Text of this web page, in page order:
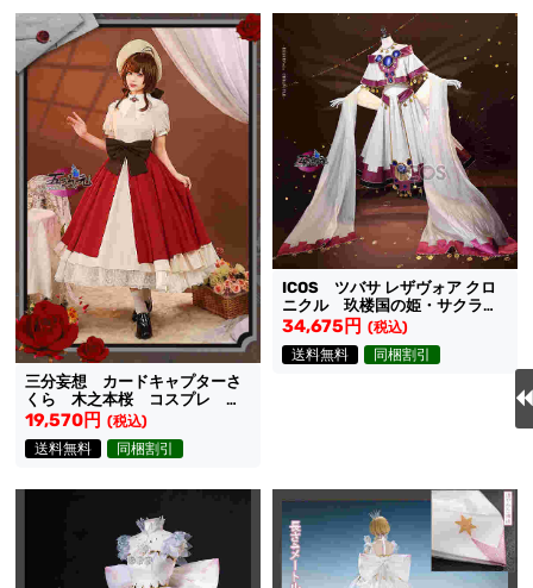
三分妄想 カードキャプターさ
くら 木之本桜 コスプレ 桜
と思い出の虹 衣装
19,570円 (税込)
送料無料
同梱割引
ICOS ツバサ レザヴォア クロ
ニクル 玖楼国の姫・サクラ
コスプレ衣装
34,675円 (税込)
送料無料
同梱割引